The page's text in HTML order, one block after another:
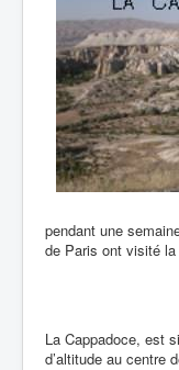
pendant une
de Paris ont visité la
La Cappadoce, est
d’altitude au centre